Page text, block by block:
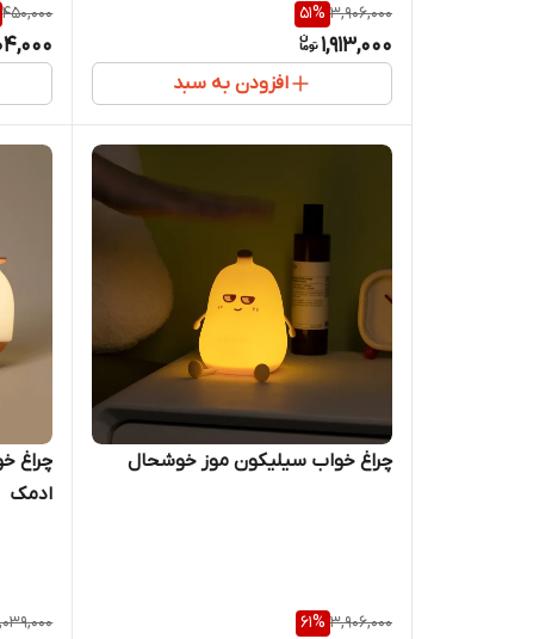
3,906,000
51%
1,913,000
افزودن به سبد
450,000
چراغ خواب سیلیکون موز خوشحال
3,906,000
61%
چراغ
ادمک